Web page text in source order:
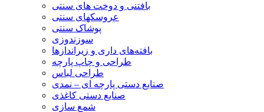
بافتنی‌ و دوخت های سنتی
عروسکهای سنتی
پوشاک سنتی
سوزندوزی
بافته‌های داری و زیراندازها
طراحی و چاپ پارچه
طراحی لباس
صنایع دستی پارچه ای – نمدی
صنایع دستی کاغذی
شمع سازی